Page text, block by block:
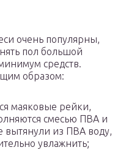
очень популярны,
пол большой
средств.
образом:
маяковые рейки,
смесью ПВА и
вытянули из ПВА воду,
увлажнить;